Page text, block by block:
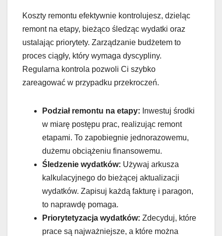
Koszty remontu efektywnie kontrolujesz, dzieląc
remont na etapy, bieżąco śledząc wydatki oraz
ustalając priorytety. Zarządzanie budżetem to
proces ciągły, który wymaga dyscypliny.
Regularna kontrola pozwoli Ci szybko
zareagować w przypadku przekroczeń.
Podział remontu na etapy: Inwestuj środki
w miarę postępu prac, realizując remont
etapami. To zapobiegnie jednorazowemu,
dużemu obciążeniu finansowemu.
Śledzenie wydatków: Używaj arkusza
kalkulacyjnego do bieżącej aktualizacji
wydatków. Zapisuj każdą fakturę i paragon,
to naprawdę pomaga.
Priorytetyzacja wydatków: Zdecyduj, które
prace są najważniejsze, a które można